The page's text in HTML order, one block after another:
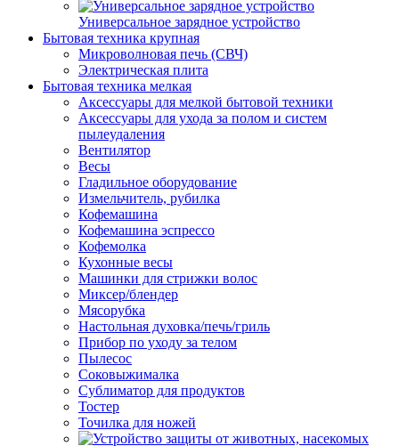
Универсальное зарядное устройство
Бытовая техника крупная
Микроволновая печь (СВЧ)
Электрическая плита
Бытовая техника мелкая
Аксессуары для мелкой бытовой техники
Аксессуары для ухода за полом и систем
пылеудаления
Вентилятор
Весы
Гладильное оборудование
Измельчитель, рубилка
Кофемашина
Кофемашина эспрессо
Кофемолка
Кухонные весы
Машинки для стрижки волос
Миксер/блендер
Мясорубка
Настольная духовка/печь/гриль
Прибор по уходу за телом
Пылесос
Соковыжималка
Сублиматор для продуктов
Тостер
Точилка для ножей